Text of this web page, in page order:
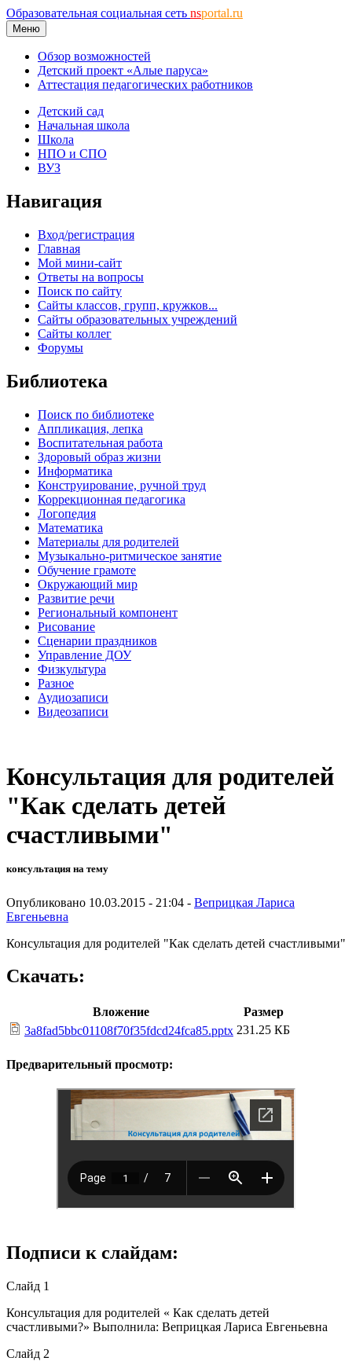
Образовательная социальная сеть nsportal.ru
Меню
Обзор возможностей
Детский проект «Алые паруса»
Аттестация педагогических работников
Детский сад
Начальная школа
Школа
НПО и СПО
ВУЗ
Навигация
Вход/регистрация
Главная
Мой мини-сайт
Ответы на вопросы
Поиск по сайту
Сайты классов, групп, кружков...
Сайты образовательных учреждений
Сайты коллег
Форумы
Библиотека
Поиск по библиотеке
Аппликация, лепка
Воспитательная работа
Здоровый образ жизни
Информатика
Конструирование, ручной труд
Коррекционная педагогика
Логопедия
Математика
Материалы для родителей
Музыкально-ритмическое занятие
Обучение грамоте
Окружающий мир
Развитие речи
Региональный компонент
Рисование
Сценарии праздников
Управление ДОУ
Физкультура
Разное
Аудиозаписи
Видеозаписи
Консультация для родителей
"Как сделать детей
счастливыми"
консультация на тему
Опубликовано 10.03.2015 - 21:04 - Веприцкая Лариса
Евгеньевна
Консультация для родителей "Как сделать детей счастливыми"
Скачать:
Вложение
Размер
3a8fad5bbc01108f70f35fdcd24fca85.pptx 231.25 КБ
Предварительный просмотр:
Подписи к слайдам:
Слайд 1
Консультация для родителей « Как сделать детей
счастливыми?» Выполнила: Веприцкая Лариса Евгеньевна
Слайд 2